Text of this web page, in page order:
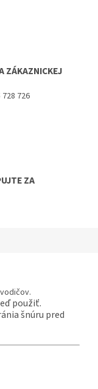
ZÁKAZNICKEJ
726
ZA
použiť.
šnúru pred